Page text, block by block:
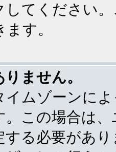
してください
す。
ません。
イムゾーンに
。この場合は
する必要があ